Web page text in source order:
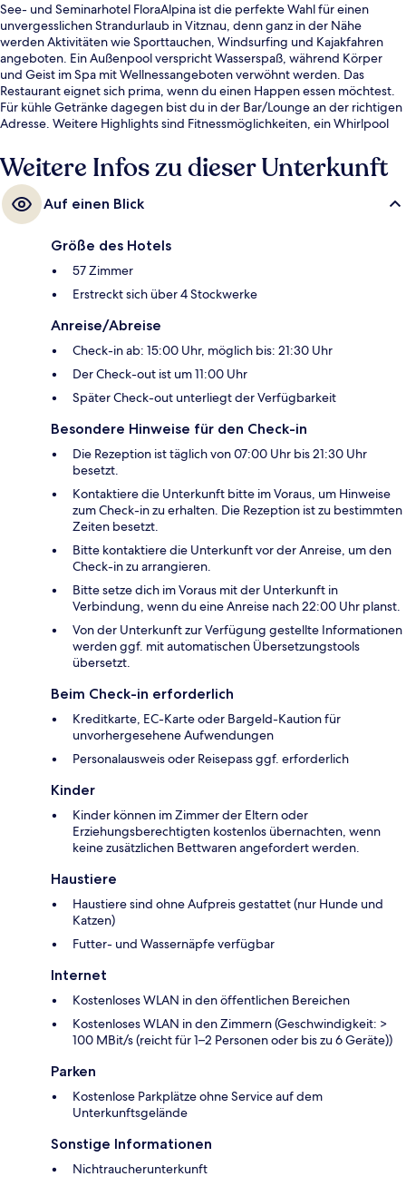
See- und Seminarhotel FloraAlpina ist die perfekte Wahl für einen
unvergesslichen Strandurlaub in Vitznau, denn ganz in der Nähe
werden Aktivitäten wie Sporttauchen, Windsurfing und Kajakfahren
angeboten. Ein Außenpool verspricht Wasserspaß, während Körper
und Geist im Spa mit Wellnessangeboten verwöhnt werden. Das
Restaurant eignet sich prima, wenn du einen Happen essen möchtest.
Für kühle Getränke dagegen bist du in der Bar/Lounge an der richtigen
Adresse. Weitere Highlights sind Fitnessmöglichkeiten, ein Whirlpool
Weitere Infos zu dieser Unterkunft
Auf einen Blick
Größe des Hotels
57 Zimmer
Erstreckt sich über 4 Stockwerke
Anreise/Abreise
Check-in ab: 15:00 Uhr, möglich bis: 21:30 Uhr
Der Check-out ist um 11:00 Uhr
Später Check-out unterliegt der Verfügbarkeit
Besondere Hinweise für den Check-in
Die Rezeption ist täglich von 07:00 Uhr bis 21:30 Uhr
besetzt.
Kontaktiere die Unterkunft bitte im Voraus, um Hinweise
zum Check-in zu erhalten. Die Rezeption ist zu bestimmten
Zeiten besetzt.
Bitte kontaktiere die Unterkunft vor der Anreise, um den
Check-in zu arrangieren.
Bitte setze dich im Voraus mit der Unterkunft in
Verbindung, wenn du eine Anreise nach 22:00 Uhr planst.
Von der Unterkunft zur Verfügung gestellte Informationen
werden ggf. mit automatischen Übersetzungstools
übersetzt.
Beim Check-in erforderlich
Kreditkarte, EC-Karte oder Bargeld-Kaution für
unvorhergesehene Aufwendungen
Personalausweis oder Reisepass ggf. erforderlich
Kinder
Kinder können im Zimmer der Eltern oder
Erziehungsberechtigten kostenlos übernachten, wenn
keine zusätzlichen Bettwaren angefordert werden.
Haustiere
Haustiere sind ohne Aufpreis gestattet (nur Hunde und
Katzen)
Futter- und Wassernäpfe verfügbar
Internet
Kostenloses WLAN in den öffentlichen Bereichen
Kostenloses WLAN in den Zimmern (Geschwindigkeit: >
100 MBit/s (reicht für 1–2 Personen oder bis zu 6 Geräte))
Parken
Kostenlose Parkplätze ohne Service auf dem
Unterkunftsgelände
Sonstige Informationen
Nichtraucherunterkunft